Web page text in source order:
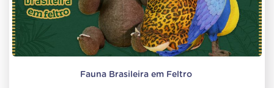
Fauna Brasileira em Feltro